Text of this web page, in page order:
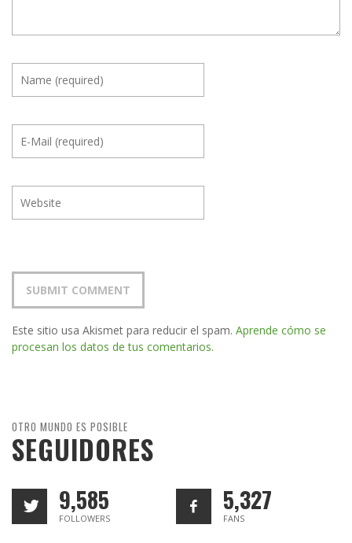
Este sitio usa Akismet para reducir el spam. Aprende cómo se
procesan los datos de tus comentarios.
OTRO MUNDO ES POSIBLE
SEGUIDORES
9,585
FOLLOWERS
5,327
FANS